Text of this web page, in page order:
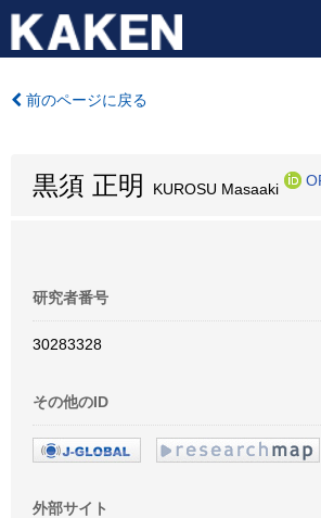
前のページに戻る
黒須 正明 KUROSU Masaaki
研究者番号
30283328
その他のID
外部サイト